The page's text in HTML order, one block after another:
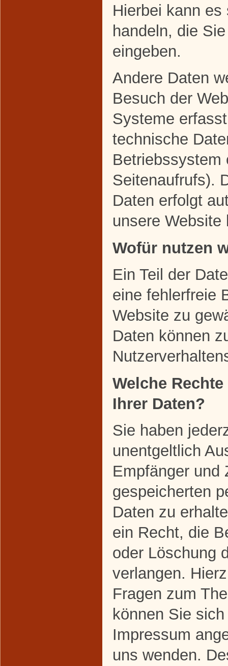
Hierbei kann
handeln, die
eingeben.
Andere Daten
Besuch der
Systeme
technische
Betriebssystem
Seitenaufrufs).
Daten erfolgt
unsere Website
Wofür nutzen
Ein Teil der
eine fehlerfreie
Website zu
Daten können
Welche
Ihrer Daten?
Sie haben
unentgeltlich
Empfänger und
gespeicherten
Daten zu
ein Recht, die
oder Löschung
verlangen.
Fragen zum
können Sie
Impressum
uns wenden.